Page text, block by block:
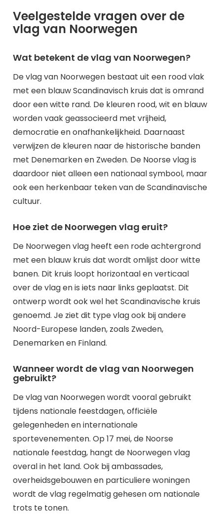
Veelgestelde vragen over de
vlag van Noorwegen
Wat betekent de vlag van Noorwegen?
De vlag van Noorwegen bestaat uit een rood vlak
met een blauw Scandinavisch kruis dat is omrand
door een witte rand. De kleuren rood, wit en blauw
worden vaak geassocieerd met vrijheid,
democratie en onafhankelijkheid. Daarnaast
verwijzen de kleuren naar de historische banden
met Denemarken en Zweden. De Noorse vlag is
daardoor niet alleen een nationaal symbool, maar
ook een herkenbaar teken van de Scandinavische
cultuur.
Hoe ziet de Noorwegen vlag eruit?
De Noorwegen vlag heeft een rode achtergrond
met een blauw kruis dat wordt omlijst door witte
banen. Dit kruis loopt horizontaal en verticaal
over de vlag en is iets naar links geplaatst. Dit
ontwerp wordt ook wel het Scandinavische kruis
genoemd. Je ziet dit type vlag ook bij andere
Noord-Europese landen, zoals Zweden,
Denemarken en Finland.
Wanneer wordt de vlag van Noorwegen
gebruikt?
De vlag van Noorwegen wordt vooral gebruikt
tijdens nationale feestdagen, officiële
gelegenheden en internationale
sportevenementen. Op 17 mei, de Noorse
nationale feestdag, hangt de Noorwegen vlag
overal in het land. Ook bij ambassades,
overheidsgebouwen en particuliere woningen
wordt de vlag regelmatig gehesen om nationale
trots te tonen.